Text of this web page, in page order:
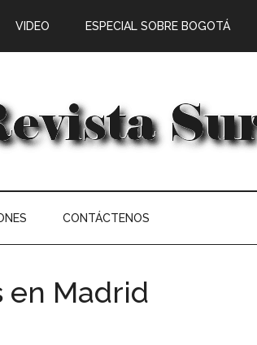
VIDEO ESPECIAL SOBRE BOGOTÁ
CONTÁCTENOS
en Madrid